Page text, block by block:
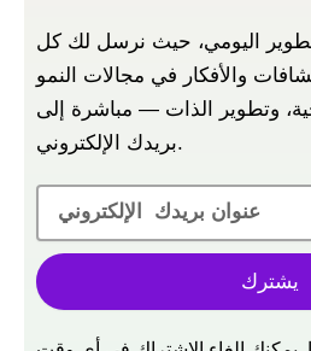
اليومي، حيث نرسل لك كل
والأفكار في مجالات النمو
وتطوير الذات — مباشرة إلى
بريدك الإلكتروني.
يشترك